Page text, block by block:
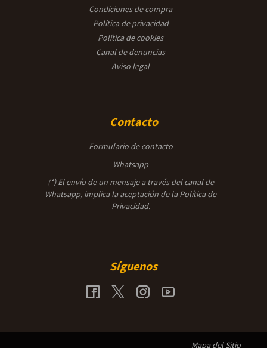
Condiciones de compra
Política de privacidad
Política de cookies
Canal de denuncias
Aviso legal
Contacto
Formulario de contacto
Whatsapp
(*) El envío de un mensaje a través del canal de
Whatsapp, implica la aceptación de laPolítica de
Privacidad.
Síguenos